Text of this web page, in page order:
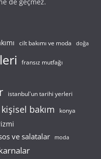
cilt bakımı ve moda doğa
fransız mutfağı
istanbul'un tarihi yerleri
kişisel bakım konya
ve salatalar moda